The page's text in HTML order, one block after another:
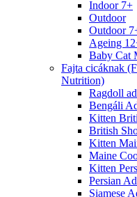
Indoor 7+
Outdoor
Outdoor
Ageing
Baby Cat
Fajta cicáknak
Nutrition)
Ragdoll
Bengáli
Kitten
British
Kitten
Maine
Kitten
Persian
Siamese